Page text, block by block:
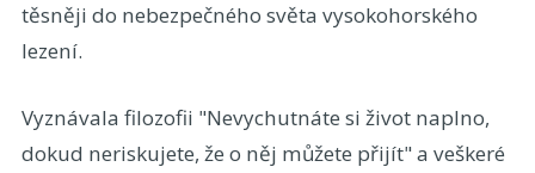
těsněji do nebezpečného světa vysokohorského
lezení.
Vyznávala filozofii "Nevychutnáte si život naplno,
dokud neriskujete, že o něj můžete přijít" a veškeré